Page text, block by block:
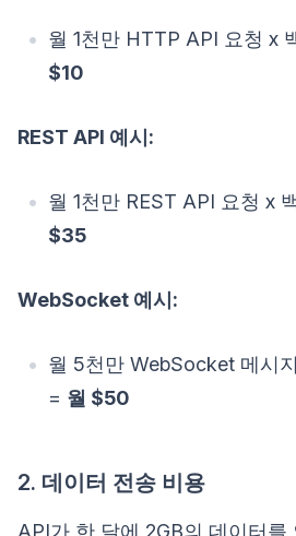
월 1천만 HTTP API 요청 x
$10
REST API 예시:
월 1천만 REST API 요청 x
$35
WebSocket 예시:
월 5천만 WebSocket 메시
= 월 $50
2. 데이터 전송 비용
API가 한 달에 2GB의 데이터를